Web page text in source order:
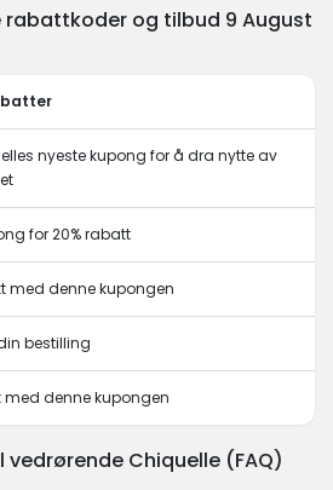
og tilbud 9 August
nyeste kupong for å dra nytte av
for 20% rabatt
med denne kupongen
bestilling
med denne kupongen
Chiquelle (FAQ)